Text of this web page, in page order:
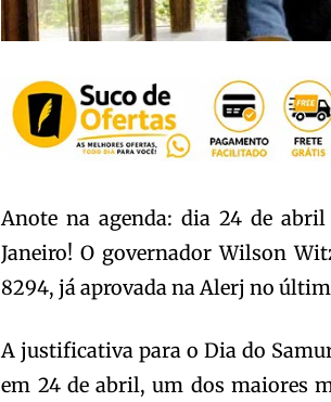
Anote na agenda: dia 24 de
Janeiro! O governador Wilson
8294, já aprovada na Alerj no
A justificativa para o Dia do
em 24 de abril, um dos maiores